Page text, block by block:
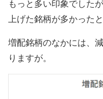
もっと多い印象でした
上げた銘柄が多かった
増配銘柄のなかには、
りますが。